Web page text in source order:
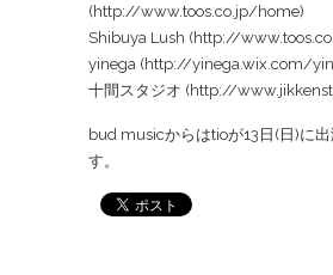
(http://www.toos.co.jp/home)
Shibuya Lush (http://
yinega (http://yinega.wix.com/
十間スタジオ (http://
bud musicからはtioが13日(日)に出
す。